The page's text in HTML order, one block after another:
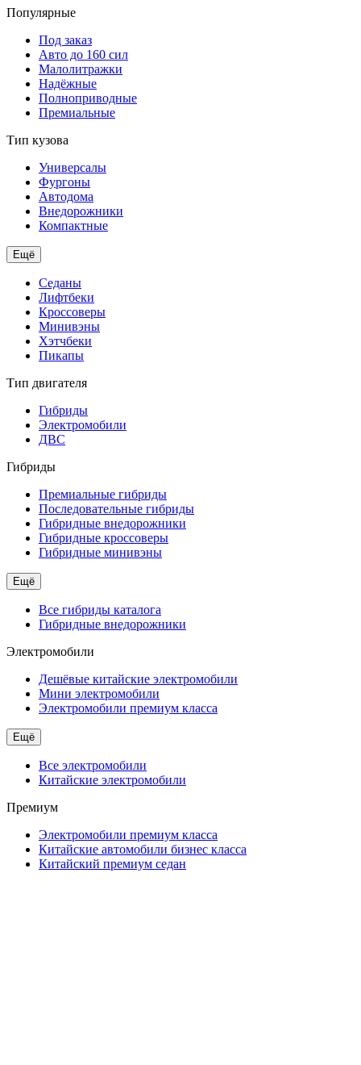
Популярные
Под заказ
Авто до 160 сил
Малолитражки
Надёжные
Полноприводные
Премиальные
Тип кузова
Универсалы
Фургоны
Автодома
Внедорожники
Компактные
Ещё
Седаны
Лифтбеки
Кроссоверы
Минивэны
Хэтчбеки
Пикапы
Тип двигателя
Гибриды
Электромобили
ДВС
Гибриды
Премиальные гибриды
Последовательные гибриды
Гибридные внедорожники
Гибридные кроссоверы
Гибридные минивэны
Ещё
Все гибриды каталога
Гибридные внедорожники
Электромобили
Дешёвые китайские электромобили
Мини электромобили
Электромобили премиум класса
Ещё
Все электромобили
Китайские электромобили
Премиум
Электромобили премиум класса
Китайские автомобили бизнес класса
Китайский премиум седан